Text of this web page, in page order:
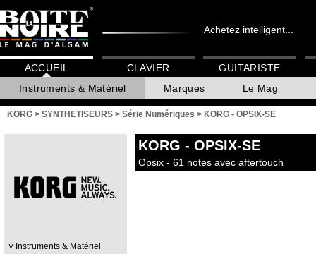
Achetez intelligent...
ACCUEIL
Instruments & Matériel
Marques Le Mag
CLAVIER GUITARISTE
KORG > SYNTHETISEURS > Série Numériques > KORG - OPSIX-SE
Instruments & Matériel
KORG - OPSIX-SE
Opsix - 61 notes avec aftertouch